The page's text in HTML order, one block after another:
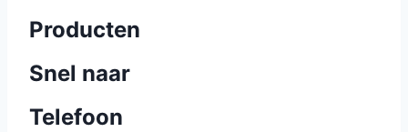
Producten
Snel naar
Telefoon